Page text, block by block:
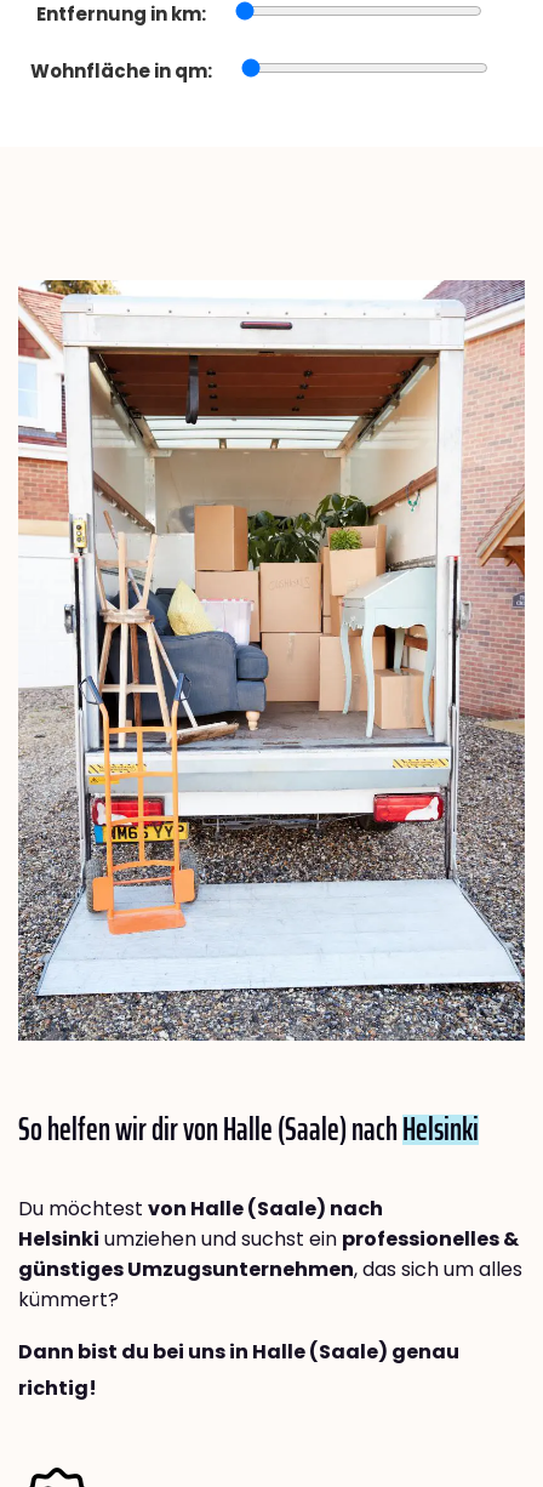
Entfernung in km:
Wohnfläche in qm:
So helfen wir dir von Halle (Saale) nachHelsinki
Du möchtest von Halle (Saale) nach
Helsinki umziehen und suchst ein professionelles &
günstiges Umzugsunternehmen, das sich um alles
kümmert?
Dann bist du bei uns in Halle (Saale) genau
richtig!